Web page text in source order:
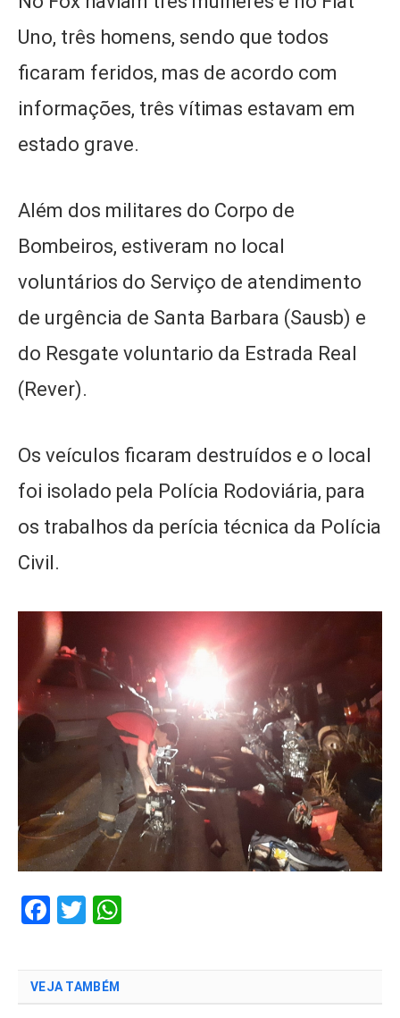
Uno, três homens, sendo que todos
ficaram feridos, mas de acordo com
informações, três vítimas estavam em
estado grave.
Além dos militares do Corpo de
Bombeiros, estiveram no local
voluntários do Serviço de atendimento
de urgência de Santa Barbara (Sausb) e
do Resgate voluntario da Estrada Real
(Rever).
Os veículos ficaram destruídos e o local
foi isolado pela Polícia Rodoviária, para
os trabalhos da perícia técnica da Polícia
Civil.
Facebook
Twitter
VEJA TAMBÉM